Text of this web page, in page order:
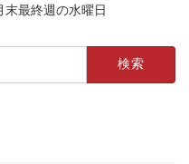
最終週の水曜日